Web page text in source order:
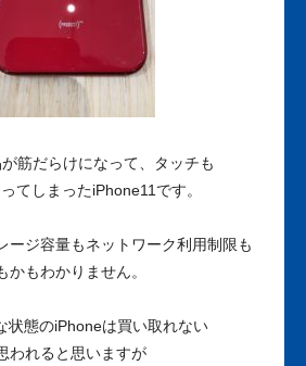
筋だらけになって、タッチも
てしまったiPhone11です。
ージ容量もネットワーク利用制限も
かもわかりません。
状態のiPhoneは買い取れない
われると思いますが